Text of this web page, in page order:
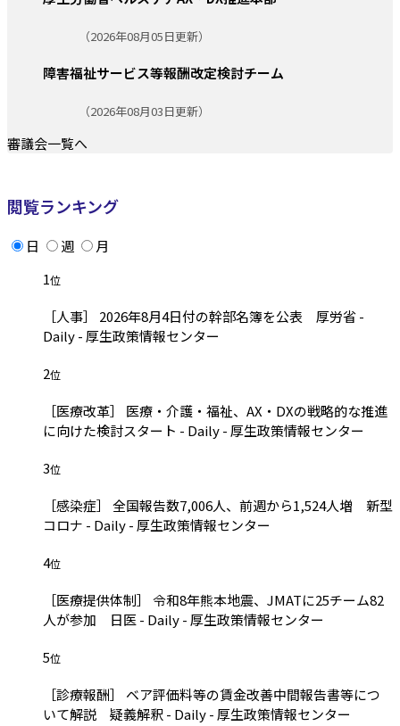
（2026年08月05日更新）
障害福祉サービス等報酬改定検討チーム
（2026年08月03日更新）
審議会一覧へ
閲覧ランキング
日 週
月
1位
［人事］ 2026年8月4日付の幹部名簿を公表 厚労省 -
Daily - 厚生政策情報センター
2位
［医療改革］ 医療・介護・福祉、AX・DXの戦略的な推進
に向けた検討スタート - Daily - 厚生政策情報センター
3位
［感染症］ 全国報告数7,006人、前週から1,524人増 新型
コロナ - Daily - 厚生政策情報センター
4位
［医療提供体制］ 令和8年熊本地震、JMATに25チーム82
人が参加 日医 - Daily - 厚生政策情報センター
5位
［診療報酬］ ベア評価料等の賃金改善中間報告書等につ
いて解説 疑義解釈 - Daily - 厚生政策情報センター